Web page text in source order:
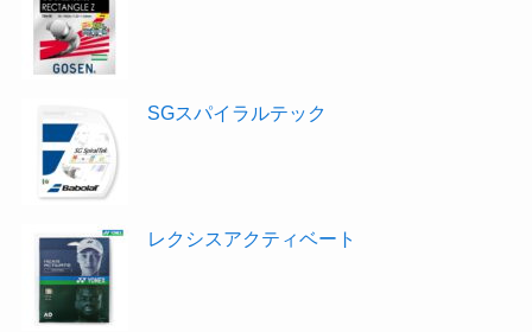
SGスパイラルテック
レクシスアクティベート